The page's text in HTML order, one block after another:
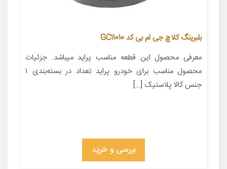
بلبرینگ کلاچ جی ام بی کد GC11010
معرفی محصول این قطعه مناسب پراید میباشد. جزئیات
محصول مناسب برای خودرو پراید تعداد در بسته‌بندی ۱
جنس کالا پلاستیک […]
بررسی و خرید